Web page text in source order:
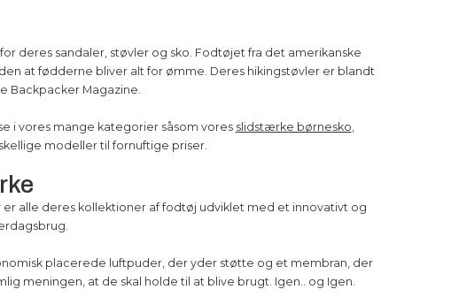
deres sandaler, støvler og sko. Fodtøjet fra det amerikanske
at fødderne bliver alt for ømme. Deres hikingstøvler er blandt
Backpacker Magazine.
i vores mange kategorier såsom vores slidstærke børnesko,
modeller til fornuftige priser.
alle deres kollektioner af fodtøj udviklet med et innovativt og
placerede luftpuder, der yder støtte og et membran, der
meningen, at de skal holde til at blive brugt. Igen.. og Igen.